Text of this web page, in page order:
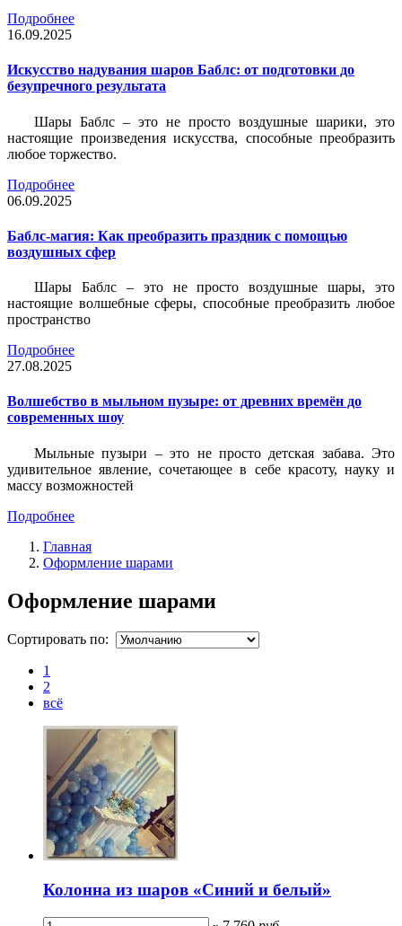
Подробнее
16.09.2025
Искусство надувания шаров Баблс: от подготовки до
безупречного результата
Шары Баблс – это не просто воздушные шарики, это
настоящие произведения искусства, способные преобразить
любое торжество.
Подробнее
06.09.2025
Баблс-магия: Как преобразить праздник с помощью
воздушных сфер
Шары Баблс – это не просто воздушные шары, это
настоящие волшебные сферы, способные преобразить любое
пространство
Подробнее
27.08.2025
Волшебство в мыльном пузыре: от древних времён до
современных шоу
Мыльные пузыри – это не просто детская забава. Это
удивительное явление, сочетающее в себе красоту, науку и
массу возможностей
Подробнее
Главная
Оформление шарами
Оформление шарами
Сортировать по:
1
2
всё
Колонна из шаров «Синий и белый»